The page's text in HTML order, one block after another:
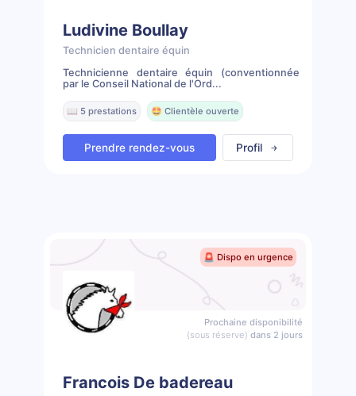
Ludivine Boullay
Technicien dentaire équin
Technicienne dentaire équin (conventionnée
par le Conseil National de l'Ord...
📖 5 prestations 🤩 Clientèle ouverte
Prendre rendez-vous Profil
🚨 Dispo en urgence
Prochaine disponibilité
(sous réserve) dans 2 jours
Francois De badereau